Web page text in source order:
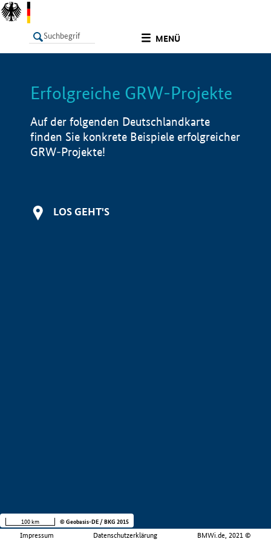
MENÜ
LISTE Info
Erfolgreiche GRW-Projekte
Auf der folgenden Deutschlandkarte
finden Sie konkrete Beispiele erfolgreicher
GRW-Projekte!
LOS GEHT'S
Impressum Datenschutzerklärung BMWi.de, 2021 ©
100 km © Geobasis-DE / BKG 2015